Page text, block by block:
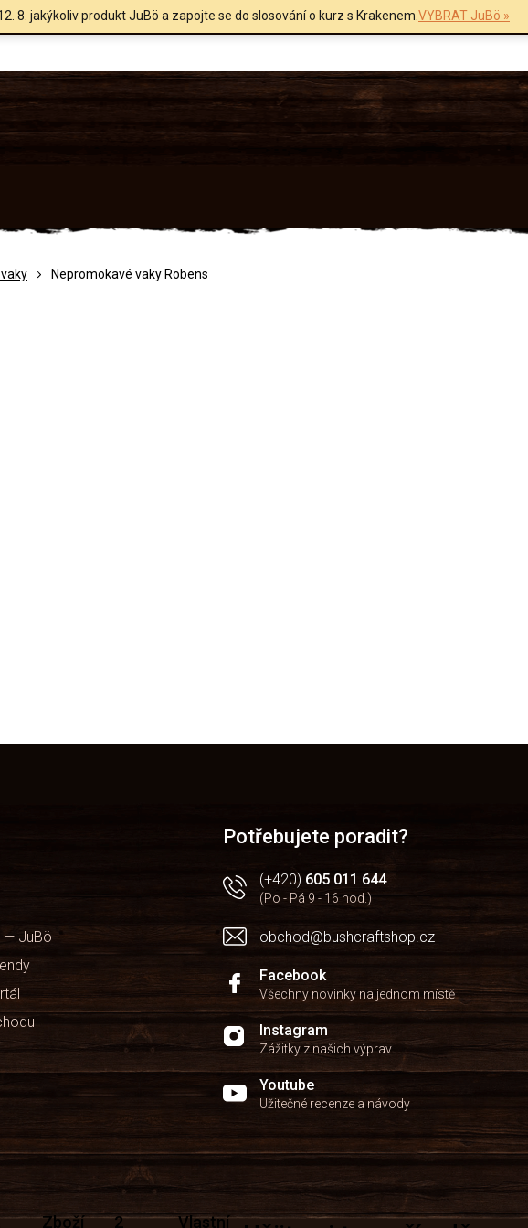
8. jakýkoliv produkt JuBö a zapojte se do slosování o kurz s Krakenem.VYBRAT JuBö »
Nepromokavé vaky Robens
— JuBö
Potřebujete poradit?
(+420) 605 011 644
(Po - Pá 9 - 16 hod.)
obchod@bushcraftshop.cz
Facebook
Všechny novinky na jednom místě
Instagram
Zážitky z našich výprav
Youtube
Užitečné recenze a návody
Zboží
2
Vlastní